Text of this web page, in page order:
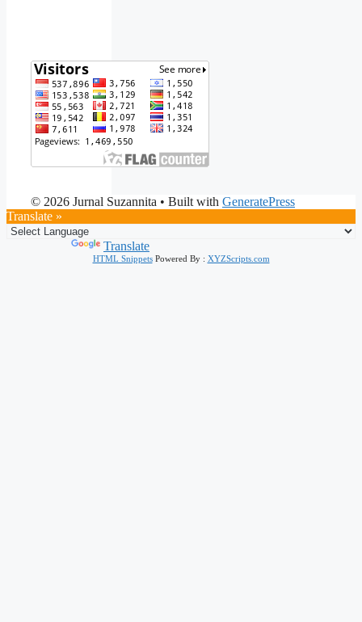
© 2026 Jurnal Suzannita • Built with GeneratePress
Translate »
Translate
HTML SnippetsPowered By : XYZScripts.com